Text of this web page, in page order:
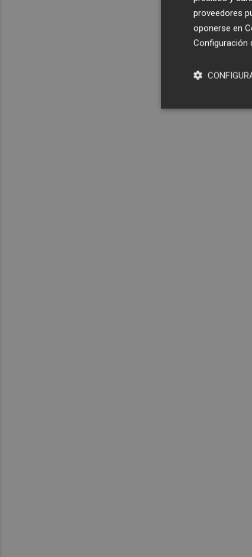
proveedores
oponerse en
Configuración